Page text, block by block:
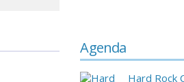
Agenda
Hard Rock